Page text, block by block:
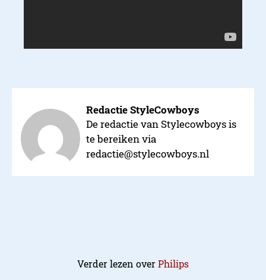
Redactie StyleCowboys
De redactie van Stylecowboys is
te bereiken via
redactie@stylecowboys.nl
Verder lezen overPhilips